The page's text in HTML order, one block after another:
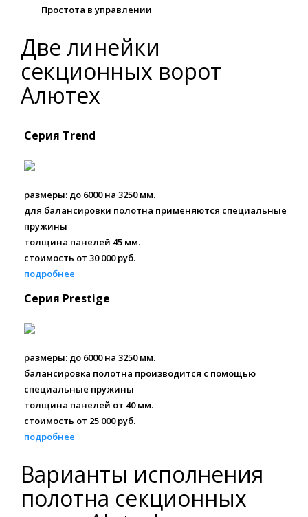
Простота в управлении
Две линейки
секционных ворот
Алютех
Серия Trend
размеры: до 6000 на 3250 мм.
для балансировки полотна применяются специальные
пружины
толщина панелей 45 мм.
стоимость от 30 000 руб.
подробнее
Серия Prestige
размеры: до 6000 на 3250 мм.
балансировка полотна производится с помощью
специальные пружины
толщина панелей от 40 мм.
стоимость от 25 000 руб.
подробнее
Варианты исполнения
полотна секционных